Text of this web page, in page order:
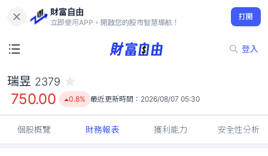
財富自由
立即使用APP，開啟您的股市智慧導航！
打開
登入
750.00
0.8%
瑞昱 2379
750.00 0.8% 最近更新時間： 2026/08/07 05:30
個股概覽 財務報表 獲利能力 安全性分析